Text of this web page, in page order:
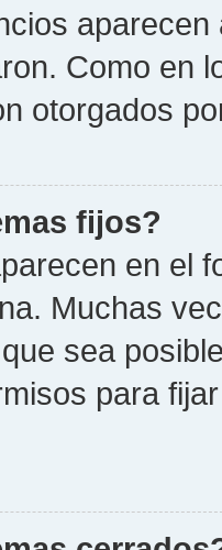
Como en
otorgados
fijos?
en el
Muchas
sea
para